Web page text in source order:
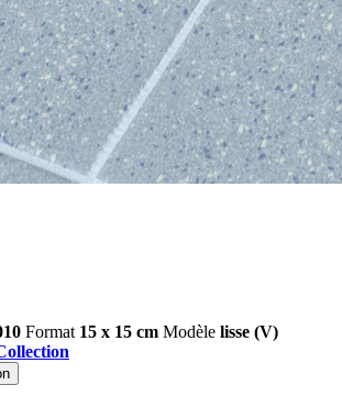
Format 15 x 15 cm Modèle lisse (V)